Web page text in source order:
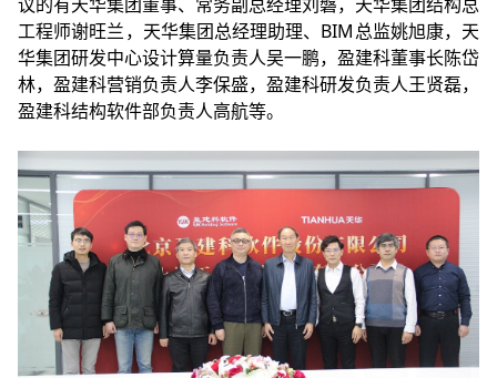
工程师谢旺兰，天华集团总经理助理、BIM总监姚旭康，天
华集团研发中心设计算量负责人吴一鹏， 盈建科董事长陈岱
林， 盈建科营销负责人李保盛，盈建科研发负责人王贤磊，
盈建科结构软件部负责人高航等。